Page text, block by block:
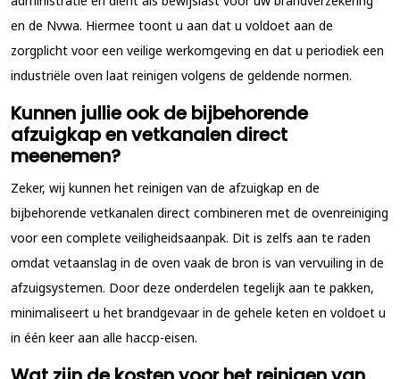
en de Nvwa. Hiermee toont u aan dat u voldoet aan de
zorgplicht voor een veilige werkomgeving en dat u periodiek een
industriële oven laat reinigen volgens de geldende normen.
Kunnen jullie ook de bijbehorende
afzuigkap en vetkanalen direct
meenemen?
Zeker, wij kunnen het reinigen van de afzuigkap en de
bijbehorende vetkanalen direct combineren met de ovenreiniging
voor een complete veiligheidsaanpak. Dit is zelfs aan te raden
omdat vetaanslag in de oven vaak de bron is van vervuiling in de
afzuigsystemen. Door deze onderdelen tegelijk aan te pakken,
minimaliseert u het brandgevaar in de gehele keten en voldoet u
in één keer aan alle haccp-eisen.